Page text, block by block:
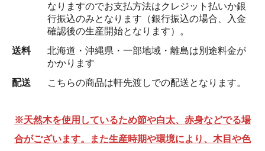
なりますのでお支払方法はクレジット払いか銀
行振込のみとなります（銀行振込の場合、入金
確認後の生産開始となります）。
送料
北海道・沖縄県・一部地域・離島は別途料金が
かかります
配送
こちらの商品は軒先渡しでの配送となります。
※天然木を使用しているため節や白太、赤身などでる場
合がございます。また生産時期や環境により、木目や色